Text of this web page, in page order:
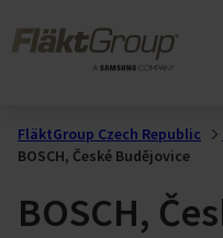
FläktGroup Czech Republic
BOSCH, České Budějovice
BOSCH,